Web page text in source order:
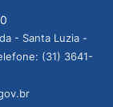
- Santa Luzia -
(31) 3641-